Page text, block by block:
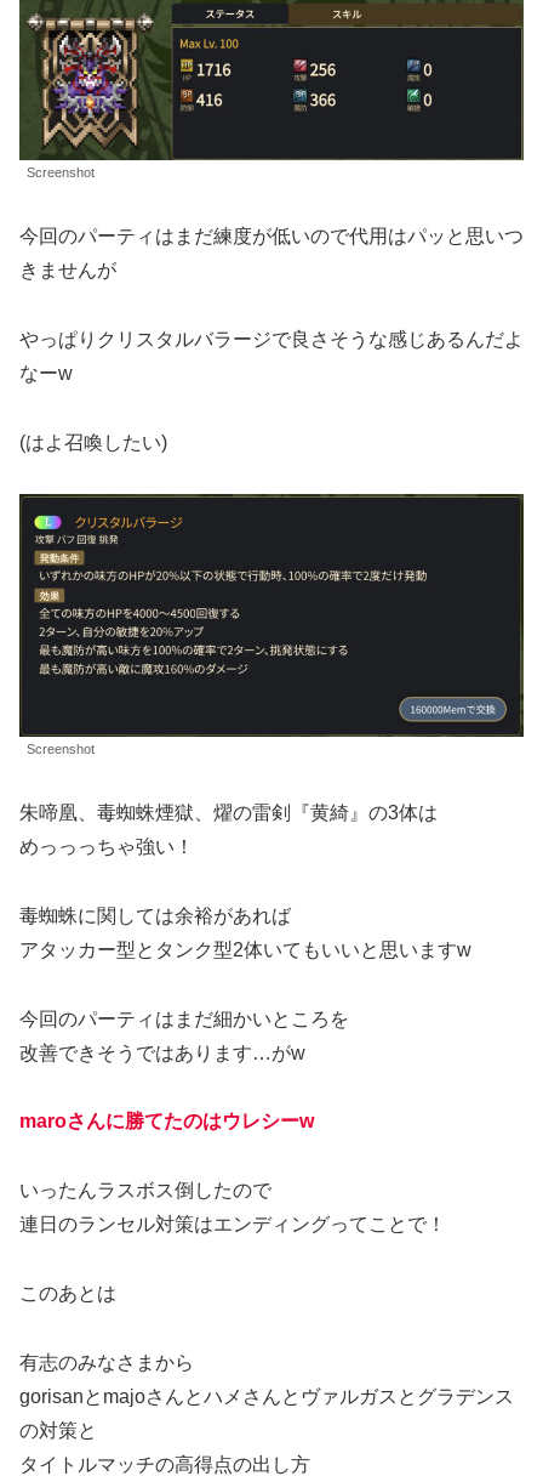
Screenshot
今回のパーティはまだ練度が低いので代用はパッと思いつ
きませんが
やっぱりクリスタルバラージで良さそうな感じあるんだよ
なーw
(はよ召喚したい)
Screenshot
朱啼凰、毒蜘蛛煙獄、燿の雷剣『黄綺』の3体は
めっっっちゃ強い！
毒蜘蛛に関しては余裕があれば
アタッカー型とタンク型2体いてもいいと思いますw
今回のパーティはまだ細かいところを
改善できそうではあります…がw
maroさんに勝てたのはウレシーw
いったんラスボス倒したので
連日のランセル対策はエンディングってことで！
このあとは
有志のみなさまから
gorisanとmajoさんとハメさんとヴァルガスとグラデンス
の対策と
タイトルマッチの高得点の出し方